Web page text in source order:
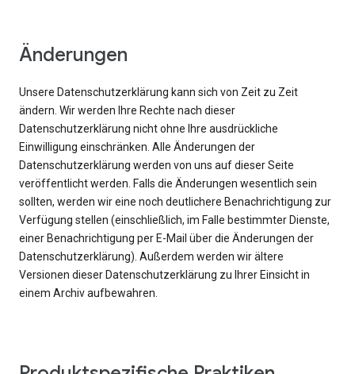
Änderungen
Unsere Datenschutzerklärung kann sich von Zeit zu Zeit
ändern. Wir werden Ihre Rechte nach dieser
Datenschutzerklärung nicht ohne Ihre ausdrückliche
Einwilligung einschränken. Alle Änderungen der
Datenschutzerklärung werden von uns auf dieser Seite
veröffentlicht werden. Falls die Änderungen wesentlich sein
sollten, werden wir eine noch deutlichere Benachrichtigung zur
Verfügung stellen (einschließlich, im Falle bestimmter Dienste,
einer Benachrichtigung per E-Mail über die Änderungen der
Datenschutzerklärung). Außerdem werden wir ältere
Versionen dieser Datenschutzerklärung zu Ihrer Einsicht in
einem Archiv aufbewahren.